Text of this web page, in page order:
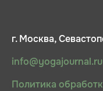
г. Москва,
info@yogajournal.ru
Политика